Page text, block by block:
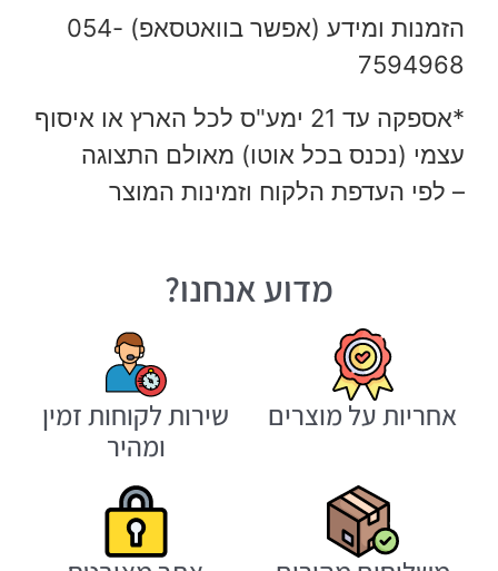
הזמנות ומידע (אפשר בוואטסאפ) 054-
7594968
*אספקה עד 21 ימע"ס לכל הארץ או איסוף
עצמי (נכנס בכל אוטו) מאולם התצוגה
– לפי העדפת הלקוח וזמינות המוצר
מדוע אנחנו?
אחריות על מוצרים
שירות לקוחות זמין
ומהיר